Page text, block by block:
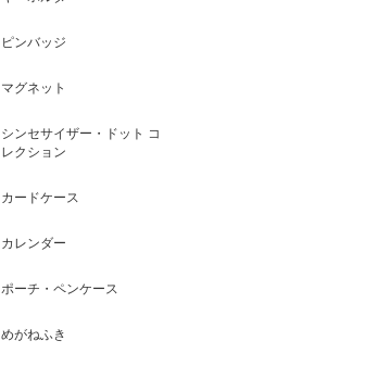
ピンバッジ
マグネット
シンセサイザー・ドット コ
レクション
カードケース
カレンダー
ポーチ・ペンケース
めがねふき